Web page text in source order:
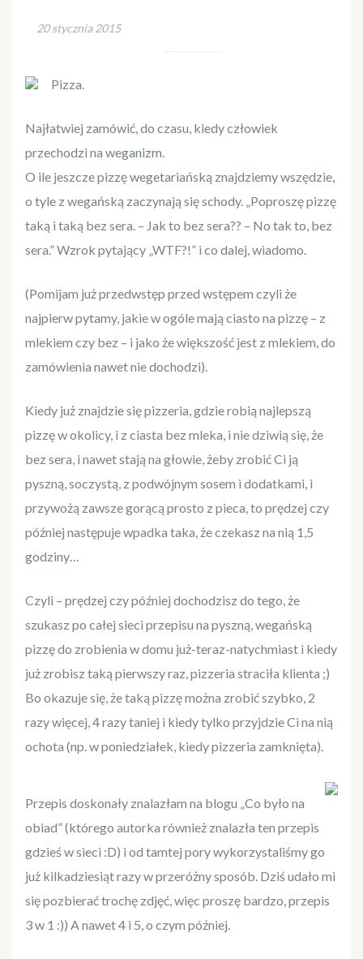
20 stycznia 2015
Pizza.
Najłatwiej zamówić, do czasu, kiedy człowiek
przechodzi na weganizm.
O ile jeszcze pizzę wegetariańską znajdziemy wszędzie,
o tyle z wegańską zaczynają się schody. „Poproszę pizzę
taką i taką bez sera. – Jak to bez sera?? – No tak to, bez
sera.” Wzrok pytający „WTF?!” i co dalej, wiadomo.
(Pomijam już przedwstęp przed wstępem czyli że
najpierw pytamy, jakie w ogóle mają ciasto na pizzę – z
mlekiem czy bez – i jako że większość jest z mlekiem, do
zamówienia nawet nie dochodzi).
Kiedy już znajdzie się pizzeria, gdzie robią najlepszą
pizzę w okolicy, i z ciasta bez mleka, i nie dziwią się, że
bez sera, i nawet stają na głowie, żeby zrobić Ci ją
pyszną, soczystą, z podwójnym sosem i dodatkami, i
przywożą zawsze gorącą prosto z pieca, to prędzej czy
później następuje wpadka taka, że czekasz na nią 1,5
godziny…
Czyli – prędzej czy później dochodzisz do tego, że
szukasz po całej sieci przepisu na pyszną, wegańską
pizzę do zrobienia w domu już-teraz-natychmiast i kiedy
już zrobisz taką pierwszy raz, pizzeria straciła klienta ;)
Bo okazuje się, że taką pizzę można zrobić szybko, 2
razy więcej, 4 razy taniej i kiedy tylko przyjdzie Ci na nią
ochota (np. w poniedziałek, kiedy pizzeria zamknięta).
Przepis doskonały znalazłam na blogu „Co było na
obiad” (którego autorka również znalazła ten przepis
gdzieś w sieci :D) i od tamtej pory wykorzystaliśmy go
już kilkadziesiąt razy w przeróżny sposób. Dziś udało mi
się pozbierać trochę zdjęć, więc proszę bardzo, przepis
3 w 1 :)) A nawet 4 i 5, o czym później.